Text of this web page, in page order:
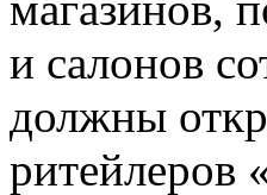
и салонов
должны
ритейлеров